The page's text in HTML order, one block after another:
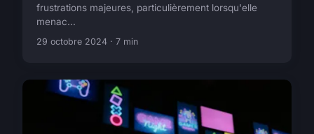
frustrations majeures, particulièrement lorsqu'elle
menac...
29 octobre 2024 · 7 min